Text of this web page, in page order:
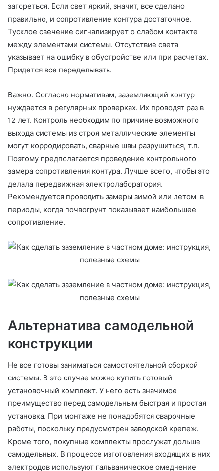
загореться. Если свет яркий, значит, все сделано
правильно, и сопротивление контура достаточное.
Тусклое свечение сигнализирует о слабом контакте
между элементами системы. Отсутствие света
указывает на ошибку в обустройстве или при расчетах.
Придется все переделывать.
Важно. Согласно нормативам, заземляющий контур
нуждается в регулярных проверках. Их проводят раз в
12 лет. Контроль необходим по причине возможного
выхода системы из строя металлические элементы
могут корродировать, сварные швы разрушиться, т.п.
Поэтому предполагается проведение контрольного
замера сопротивления контура. Лучше всего, чтобы это
делала передвижная электролаборатория.
Рекомендуется проводить замеры зимой или летом, в
периоды, когда почвогрунт показывает наибольшее
сопротивление.
Альтернатива самодельной
конструкции
Не все готовы заниматься самостоятельной сборкой
системы. В это случае можно купить готовый
установочный комплект. У него есть значимое
преимущество перед самодельным быстрая и простая
установка. При монтаже не понадобятся сварочные
работы, поскольку предусмотрен заводской крепеж.
Кроме того, покупные комплекты прослужат дольше
самодельных. В процессе изготовления входящих в них
электродов используют гальваническое омеднение.